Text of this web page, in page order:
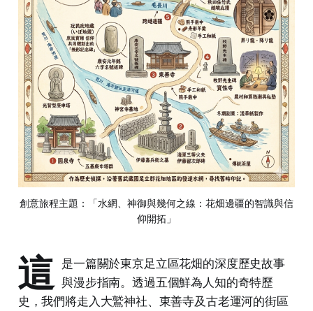
創意旅程主題：「水網、神御與幾何之線：花畑邊疆的智識與信
仰開拓」
這 是一篇關於東京足立區花畑的深度歷史故事
與漫步指南。透過五個鮮為人知的奇特歷
史，我們將走入大鷲神社、東善寺及古老運河的街區